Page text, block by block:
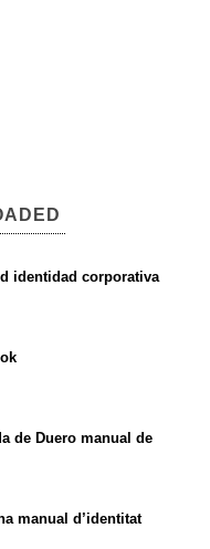
identidad corporativa
de Duero manual de
manual d’identitat